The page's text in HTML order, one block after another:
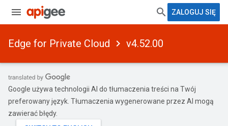
ZALOGUJ SIĘ
Edge for Private Cloud v4.52.00
Google używa technologii AI do tłumaczenia treści na Twój
preferowany język. Tłumaczenia wygenerowane przez AI mogą
zawierać błędy.